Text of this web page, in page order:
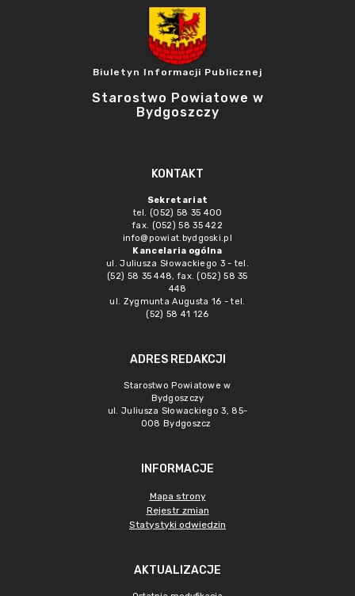
Biuletyn Informacji Publicznej
Starostwo Powiatowe w
Bydgoszczy
KONTAKT
Sekretariat
tel. (052) 58 35 400
fax. (052) 58 35 422
info@powiat.bydgoski.pl
Kancelaria ogólna
ul. Juliusza Słowackiego 3 - tel.
(52) 58 35 448, fax. (052) 58 35
448
ul. Zygmunta Augusta 16 - tel.
(52) 58 41 126
ADRES REDAKCJI
Starostwo Powiatowe w
Bydgoszczy
ul. Juliusza Słowackiego 3, 85-
008 Bydgoszcz
INFORMACJE
Mapa strony
Rejestr zmian
Statystyki odwiedzin
AKTUALIZACJE